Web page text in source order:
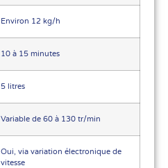
Environ 12 kg/h
10 à 15 minutes
5 litres
Variable de 60 à 130 tr/min
Oui, via variation électronique de
vitesse